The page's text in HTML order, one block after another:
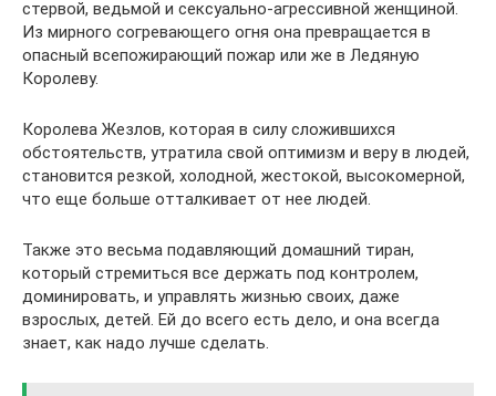
стервой, ведьмой и сексуально-агрессивной женщиной.
Из мирного согревающего огня она превращается в
опасный всепожирающий пожар или же в Ледяную
Королеву.
Королева Жезлов, которая в силу сложившихся
обстоятельств, утратила свой оптимизм и веру в людей,
становится резкой, холодной, жестокой, высокомерной,
что еще больше отталкивает от нее людей.
Также это весьма подавляющий домашний тиран,
который стремиться все держать под контролем,
доминировать, и управлять жизнью своих, даже
взрослых, детей. Ей до всего есть дело, и она всегда
знает, как надо лучше сделать.